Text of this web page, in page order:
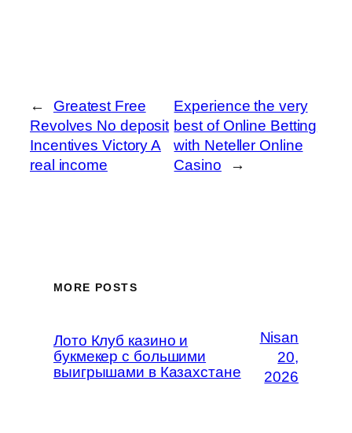
←
Greatest Free
Revolves No deposit
Incentives Victory A
real income
Experience the very
best of Online Betting
with Neteller Online
Casino
→
MORE POSTS
Лото Клуб казино и
букмекер с большими
выигрышами в Казахстане
Nisan
20,
2026